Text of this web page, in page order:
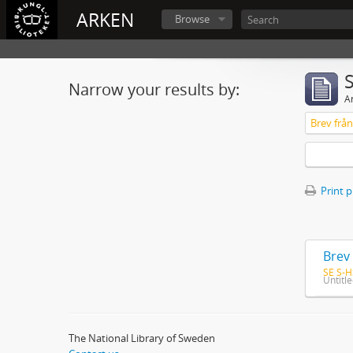
ARKEN Browse
Narrow your results by:
Print
SE S-
The National Library of Sweden